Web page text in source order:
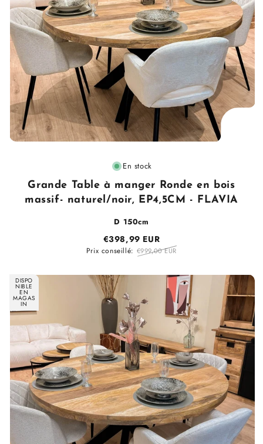
Fournisseur
En stock
Grande Table à manger Ronde en bois
massif- naturel/noir, EP4,5CM - FLAVIA
D 150cm
€398,99 EUR
Prix conseillé: €999,00 EUR
DISPO
NIBLE
EN
MAGAS
IN